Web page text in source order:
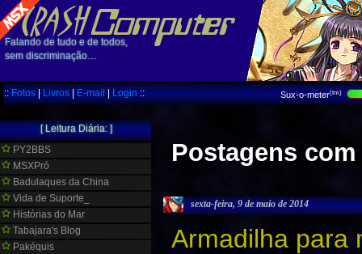
Falando de tudo e de todos,
sem discriminação…
::Fotos|Livros|E-mail|Login:: Sux-o-meter(tm)
Postagens com
sexta-feira, 9 de maio de 2014
Armadilha para
[ Leitura Diária: ]
PY2BBS
MSXPró
Badulaques da China
Vida de Suporte_
Histórias do Mar
Tabajara's Blog
Pakéquis